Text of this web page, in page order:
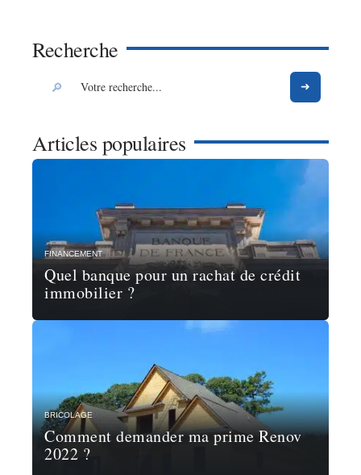
Recherche
Articles populaires
FINANCEMENT
Quel banque pour un rachat de crédit
immobilier ?
BRICOLAGE
Comment demander ma prime Renov
2022 ?